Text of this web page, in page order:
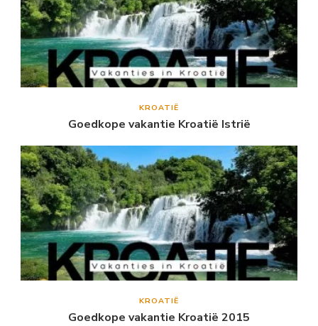
KROATIË
Goedkope vakantie Kroatië Istrië
KROATIË
Goedkope vakantie Kroatië 2015